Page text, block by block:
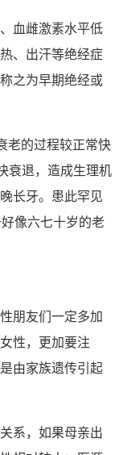
血雌激素水平低
、出汗等绝经症
之为早期绝经或
老的过程较正常快
衰退，造成生理机
长牙。患此罕见
像六七十岁的老
朋友们一定多加
性，更加要注
由家族遗传引起
系，如果母亲出